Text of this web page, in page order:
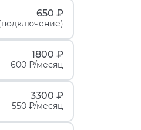
650 ₽
1800 ₽
600 ₽/месяц
3300 ₽
550 ₽/месяц